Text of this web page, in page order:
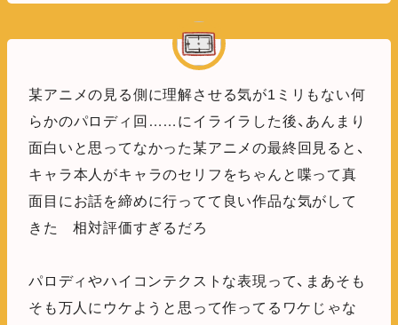
某アニメの見る側に理解させる気が1ミリもない何
らかのパロディ回……にイライラした後、あんまり
面白いと思ってなかった某アニメの最終回見ると、
キャラ本人がキャラのセリフをちゃんと喋って真
面目にお話を締めに行ってて良い作品な気がして
きた 相対評価すぎるだろ
パロディやハイコンテクストな表現って、まあそも
そも万人にウケようと思って作ってるワケじゃな